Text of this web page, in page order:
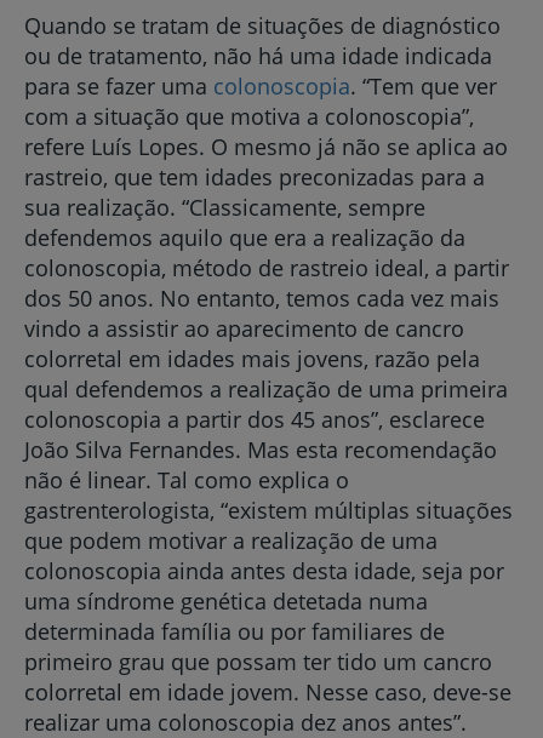
Quando se tratam de situações de diagnóstico
ou de tratamento, não há uma idade indicada
para se fazer uma colonoscopia. “Tem que ver
com a situação que motiva a colonoscopia”,
refere Luís Lopes. O mesmo já não se aplica ao
rastreio, que tem idades preconizadas para a
sua realização. “Classicamente, sempre
defendemos aquilo que era a realização da
colonoscopia, método de rastreio ideal, a partir
dos 50 anos. No entanto, temos cada vez mais
vindo a assistir ao aparecimento de cancro
colorretal em idades mais jovens, razão pela
qual defendemos a realização de uma primeira
colonoscopia a partir dos 45 anos”, esclarece
João Silva Fernandes. Mas esta recomendação
não é linear. Tal como explica o
gastrenterologista, “existem múltiplas situações
que podem motivar a realização de uma
colonoscopia ainda antes desta idade, seja por
uma síndrome genética detetada numa
determinada família ou por familiares de
primeiro grau que possam ter tido um cancro
colorretal em idade jovem. Nesse caso, deve-se
realizar uma colonoscopia dez anos antes”.